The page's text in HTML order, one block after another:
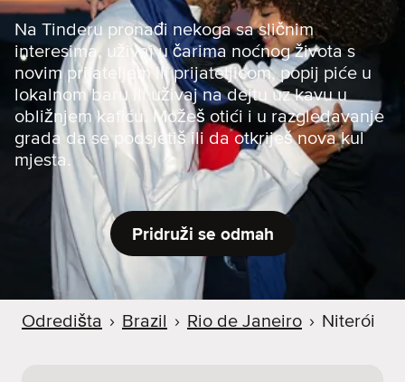
a
Na Tinderu pronađi nekoga sa sličnim
interesima, uživaj u čarima noćnog života s
novim prijateljem ili prijateljicom, popij piće u
lokalnom baru ili uživaj na dejtu uz kavu u
obližnjem kafiću. Možeš otići i u razgledavanje
grada da se podsjetiš ili da otkriješ nova kul
mjesta.
Pridruži se odmah
Odredišta › Brazil › Rio de Janeiro › Niterói